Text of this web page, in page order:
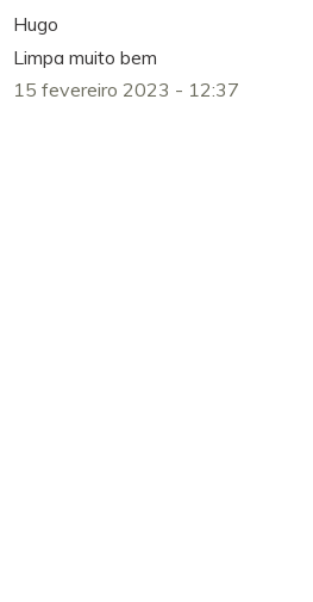
Hugo
Limpa muito bem
15 fevereiro 2023 - 12:37